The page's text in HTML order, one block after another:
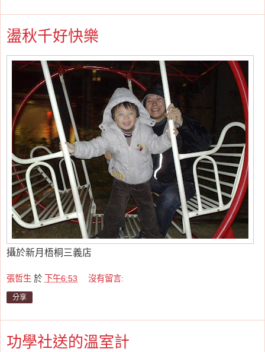
盪秋千好快樂
攝於新月梧桐三義店
張哲生 於 下午6:53 沒有留言:
分享
功學社送的溫室計